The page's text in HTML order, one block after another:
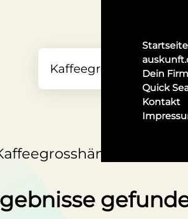
Startseite
Dein
Quick
Kontakt
in